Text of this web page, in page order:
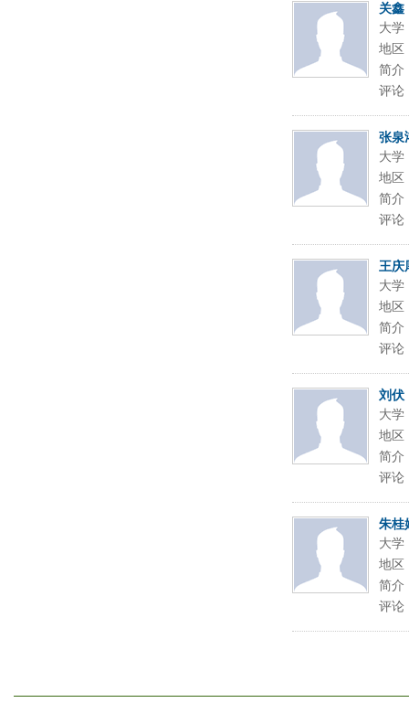
关鑫
大学
地区
简介
评论
张泉
大学
地区
简介
评论
王庆
大学
地区
简介
评论
刘伏
大学
地区
简介
评论
朱桂
大学
地区
简介
评论